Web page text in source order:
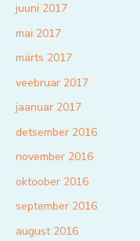
juuni 2017
mai 2017
märts 2017
veebruar 2017
jaanuar 2017
detsember 2016
november 2016
oktoober 2016
september 2016
august 2016